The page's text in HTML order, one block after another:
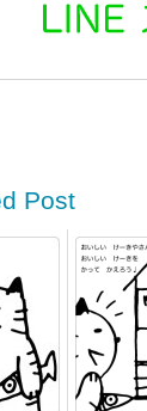
Post